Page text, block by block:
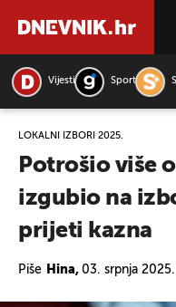
Vijesti Sport
LOKALNI IZBORI 2025.
Potrošio više
izgubio na
prijeti kazna
Piše Hina, 03. srpnja
PRETRAŽITE VIJESTI